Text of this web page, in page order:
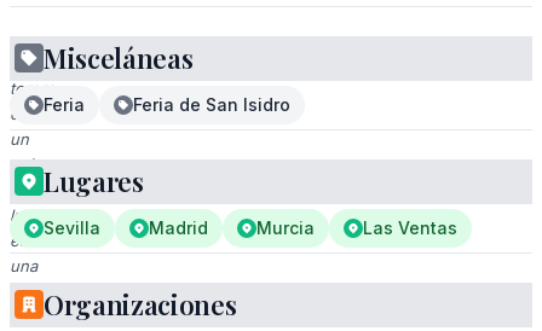
Un
torero
con
un
traje
de
luces
en
una
corrida
de
Misceláneas
Feria Feria de San Isidro
Lugares
Sevilla Madrid Murcia Las Ventas
Organizaciones